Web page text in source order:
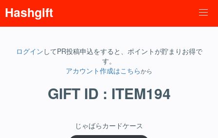
Hashgift
ログイン してPR投稿申込をすると、ポイントが貯まりお得で
す。
アカウント作成はこちらから
GIFT ID : ITEM194
じゃばらカードケース